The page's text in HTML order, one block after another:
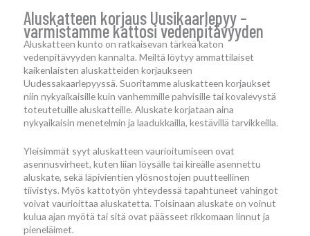
Aluskatteen korjaus Uusikaarlepyy –
varmistamme kattosi vedenpitävyyden
Aluskatteen kunto on ratkaisevan tärkeä katon
vedenpitävyyden kannalta. Meiltä löytyy ammattilaiset
kaikenlaisten aluskatteiden korjaukseen
Uudessakaarlepyyssä. Suoritamme aluskatteen korjaukset
niin nykyaikaisille kuin vanhemmille pahvisille tai kovalevystä
toteutetuille aluskatteille. Aluskate korjataan aina
nykyaikaisin menetelmin ja laadukkailla, kestävillä tarvikkeilla.
Yleisimmät syyt aluskatteen vaurioitumiseen ovat
asennusvirheet, kuten liian löysälle tai kireälle asennettu
aluskate, sekä läpivientien ylösnostojen puutteellinen
tiivistys. Myös kattotyön yhteydessä tapahtuneet vahingot
voivat vaurioittaa aluskatetta. Toisinaan aluskate on voinut
kulua ajan myötä tai sitä ovat päässeet rikkomaan linnut ja
pieneläimet.